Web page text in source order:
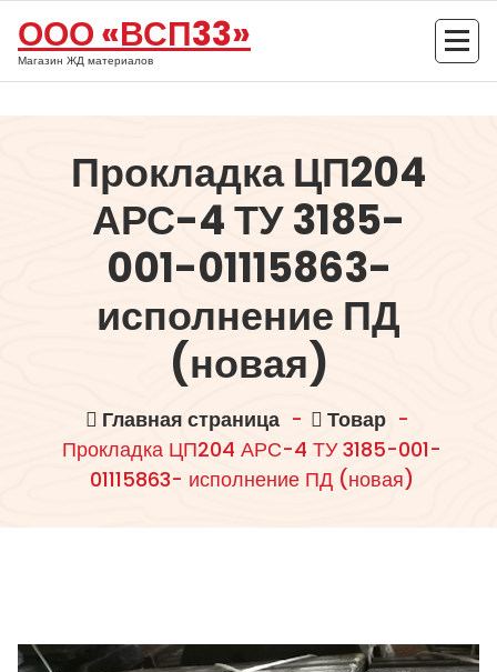
содержимому
ООО «ВСП33»
Магазин ЖД материалов
Прокладка ЦП204
АРС-4 ТУ 3185-
001-01115863-
исполнение ПД
(новая)
Главная страница- Товар-
Прокладка ЦП204 АРС-4 ТУ 3185-001-
01115863- исполнение ПД (новая)